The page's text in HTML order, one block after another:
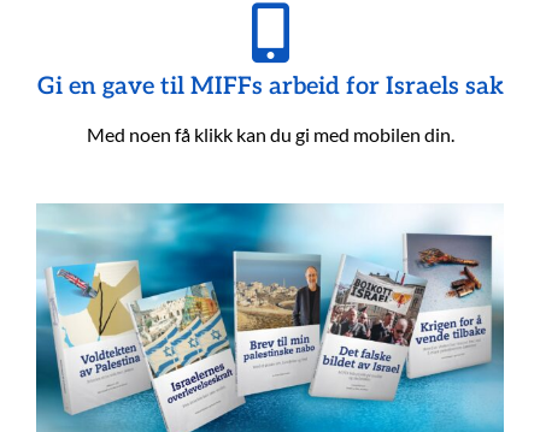
Gi en gave til MIFFs arbeid for Israels sak
Med noen få klikk kan du gi med mobilen din.